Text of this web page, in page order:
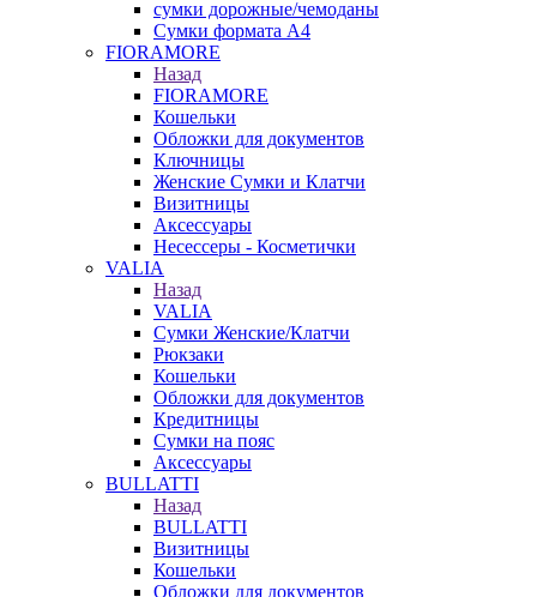
сумки дорожные/чемоданы
Сумки формата А4
FIORAMORE
Назад
FIORAMORE
Кошельки
Обложки для документов
Ключницы
Женские Сумки и Клатчи
Визитницы
Аксессуары
Несессеры - Косметички
VALIA
Назад
VALIA
Сумки Женские/Клатчи
Рюкзаки
Кошельки
Обложки для документов
Кредитницы
Сумки на пояс
Аксессуары
BULLATTI
Назад
BULLATTI
Визитницы
Кошельки
Обложки для документов